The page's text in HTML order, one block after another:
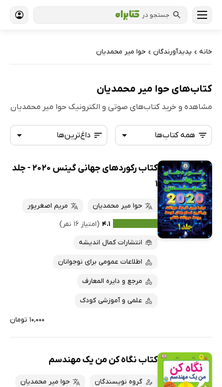
جستجو در
خانه › پدیدآورندگان › حوا میر محمدیان
کتاب‌های حوا میر محمدیان
مشاهده و خرید کتاب‌های صوتی و الکترونیک حوا میر محمدیان
داغ‌ترین‌ها
تازه‌ها
پرفروش‌ها
پربحث‌ها
ارزان ترین‌ها
همه کتاب‌ها
همه کتاب‌ها
کتاب‌های صوتی
کتاب‌های متنی
کتاب رکوردهای جهانی گینس 2020 - جلد
1
حوا میر محمدیان
مریم اصغرپور
۴.۱ (امتیاز ۱۶ نفر)
انتشارات کمال اندیشه
اطلاعات عمومی برای نوجوانان
مرجع و دایره المعارف
علمی و آموزشی کودک
۱۰,۰۰۰ تومان
کتاب نگاه کن من یک مهندسم
گروه نویسندگان
حوا میر محمدیان